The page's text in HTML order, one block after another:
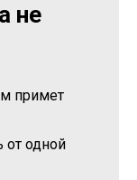
не
примет
от одной